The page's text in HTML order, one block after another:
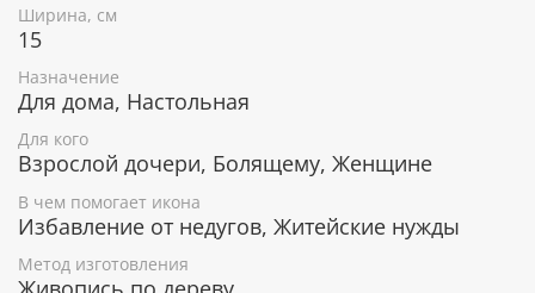
мученица Иулия (Юлия) Карфагенская
Исцеление от различных болезней.
Покровительница женщин с именем Юлия.
Гарантия подлинности
К каждому живописному образу прикладывается
номерное свидетельство, в котором подробно
расписана вся информация об иконе:
Ширина, см
15
Назначение
Для дома, Настольная
Для кого
Взрослой дочери, Болящему, Женщине
В чем помогает икона
Избавление от недугов, Житейские нужды
Метод изготовления